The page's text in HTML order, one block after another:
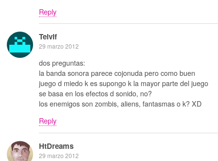
Reply
Telvif
29 marzo 2012
dos preguntas:
la banda sonora parece cojonuda pero como buen
juego d miedo k es supongo k la mayor parte del juego
se basa en los efectos d sonido, no?
los enemigos son zombis, aliens, fantasmas o k? XD
Reply
HtDreams
29 marzo 2012